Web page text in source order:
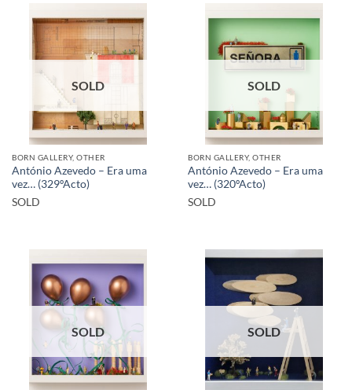
SOLD
BORN GALLERY, OTHER
António Azevedo – Era uma
vez… (329ºActo)
SOLD
SOLD
BORN GALLERY, OTHER
António Azevedo – Era uma
vez… (320ºActo)
SOLD
SOLD SOLD